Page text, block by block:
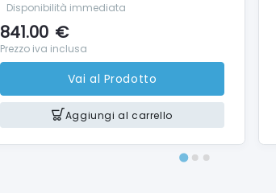
Disponibilità immediata
841.00 €
Prezzo iva inclusa
Vai al Prodotto
Aggiungi al carrello